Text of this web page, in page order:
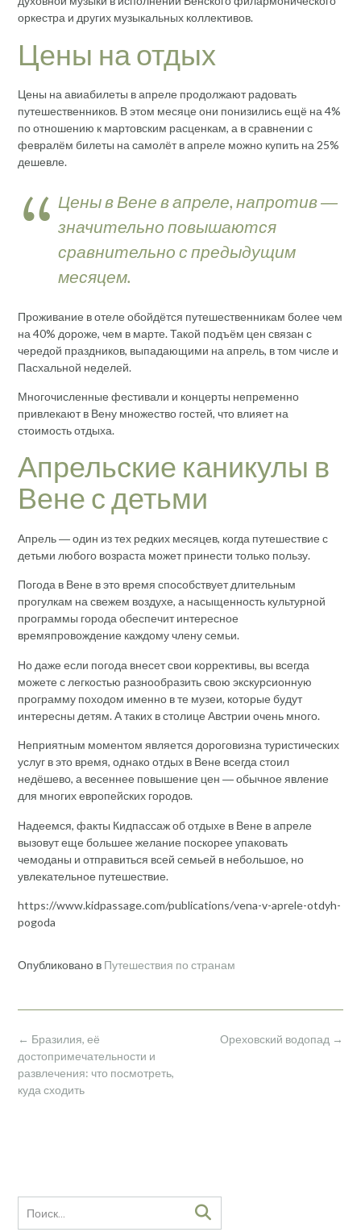
оркестра и других музыкальных коллективов.
Цены на отдых
Цены на авиабилеты в апреле продолжают радовать
путешественников. В этом месяце они понизились ещё на 4%
по отношению к мартовским расценкам, а в сравнении с
февралём билеты на самолёт в апреле можно купить на 25%
дешевле.
Цены в Вене в апреле, напротив ―
значительно повышаются
сравнительно с предыдущим
месяцем.
Проживание в отеле обойдётся путешественникам более чем
на 40% дороже, чем в марте. Такой подъём цен связан с
чередой праздников, выпадающими на апрель, в том числе и
Пасхальной неделей.
Многочисленные фестивали и концерты непременно
привлекают в Вену множество гостей, что влияет на
стоимость отдыха.
Апрельские каникулы в
Вене с детьми
Апрель ― один из тех редких месяцев, когда путешествие с
детьми любого возраста может принести только пользу.
Погода в Вене в это время способствует длительным
прогулкам на свежем воздухе, а насыщенность культурной
программы города обеспечит интересное
времяпровождение каждому члену семьи.
Но даже если погода внесет свои коррективы, вы всегда
можете с легкостью разнообразить свою экскурсионную
программу походом именно в те музеи, которые будут
интересны детям. А таких в столице Австрии очень много.
Неприятным моментом является дороговизна туристических
услуг в это время, однако отдых в Вене всегда стоил
недёшево, а весеннее повышение цен ― обычное явление
для многих европейских городов.
Надеемся, факты Кидпассаж об отдыхе в Вене в апреле
вызовут еще большее желание поскорее упаковать
чемоданы и отправиться всей семьей в небольшое, но
увлекательное путешествие.
https://www.kidpassage.com/publications/vena-v-aprele-otdyh-
pogoda
Опубликовано в Путешествия по странам
Навигация
по
записям
Ореховский водопад →
← Бразилия, её
достопримечательности и
развлечения: что посмотреть,
куда сходить